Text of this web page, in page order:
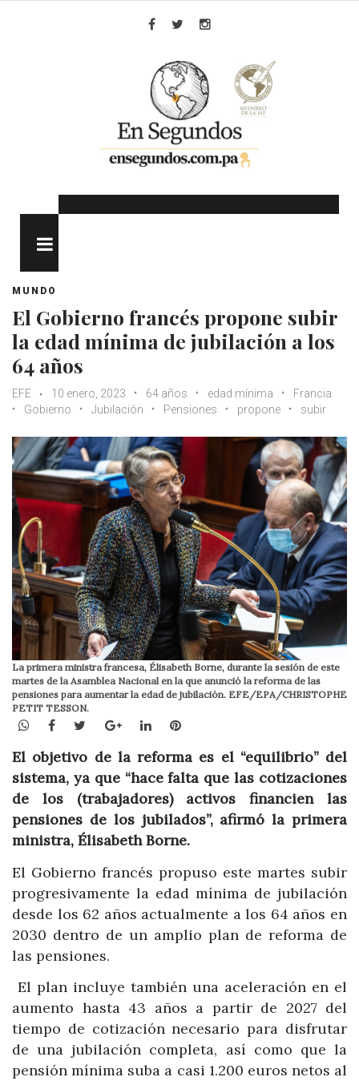
MUNDO
El Gobierno francés propone subir
la edad mínima de jubilación a los
64 años
EFE 10 enero, 2023 64 años edad mínima
Francia
Gobierno
Jubilación Pensiones propone subir
La primera ministra francesa, Élisabeth Borne, durante la sesión de este
martes de la Asamblea Nacional en la que anunció la reforma de las
pensiones para aumentar la edad de jubilación. EFE/EPA/CHRISTOPHE
PETIT TESSON.
WhatsApp
Facebook
TwitterGoogle+LinkedInPinterest
El objetivo de la reforma es el “equilibrio” del
sistema, ya que “hace falta que las cotizaciones
de los (trabajadores) activos financien las
pensiones de los jubilados”, afirmó la primera
ministra, Élisabeth Borne.
El Gobierno francés propuso este martes subir
progresivamente la edad mínima de jubilación
desde los 62 años actualmente a los 64 años en
2030 dentro de un amplio plan de reforma de
las pensiones.
El plan incluye también una aceleración en el
aumento hasta 43 años a partir de 2027 del
tiempo de cotización necesario para disfrutar
de una jubilación completa, así como que la
pensión mínima suba a casi 1.200 euros netos al